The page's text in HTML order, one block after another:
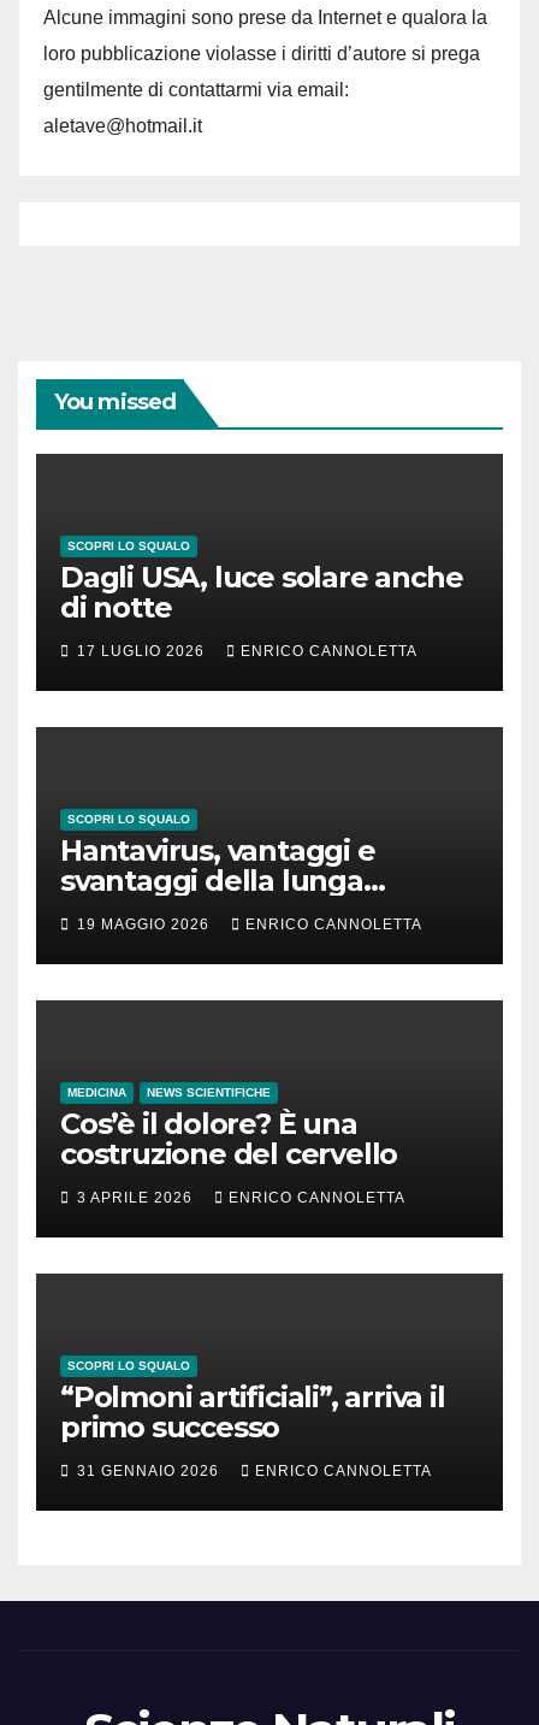
Alcune immagini sono prese da Internet e qualora la
loro pubblicazione violasse i diritti d’autore si prega
gentilmente di contattarmi via email:
aletave@hotmail.it
You missed
SCOPRI LO SQUALO
Dagli USA, luce solare anche
di notte
17 LUGLIO 2026 ENRICO CANNOLETTA
SCOPRI LO SQUALO
Hantavirus, vantaggi e
svantaggi della lunga
incubazione
19 MAGGIO 2026 ENRICO CANNOLETTA
MEDICINA NEWS SCIENTIFICHE
Cos’è il dolore? È una
costruzione del cervello
3 APRILE 2026 ENRICO CANNOLETTA
SCOPRI LO SQUALO
“Polmoni artificiali”, arriva il
primo successo
31 GENNAIO 2026 ENRICO CANNOLETTA